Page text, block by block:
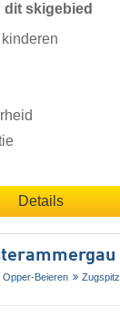
dit skigebied
Details
Opper-Beieren
Zugspitz